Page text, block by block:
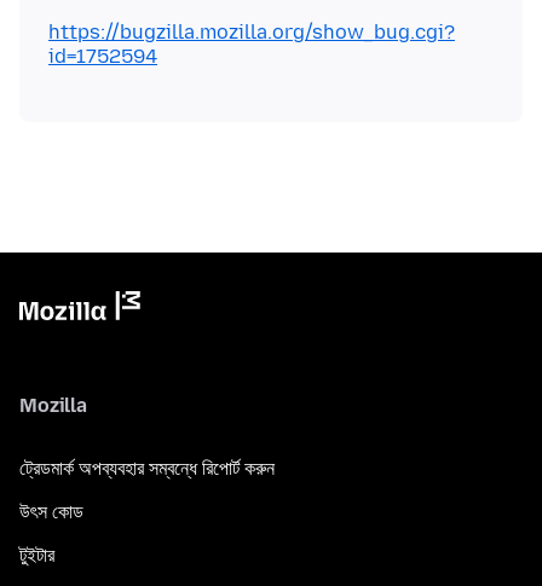
https://bugzilla.mozilla.org/show_bug.cgi?
id=1752594
Mozilla
ট্রেডমার্ক অপব্যবহার সম্বন্ধে রিপোর্ট করুন
উৎস কোড
টুইটার